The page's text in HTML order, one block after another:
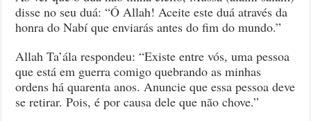
disse no seu duá: “Ó Allah! Aceite este duá através da
honra do Nabí que enviarás antes do fim do mundo.”
Allah Ta’ála respondeu: “Existe entre vós, uma pessoa
que está em guerra comigo quebrando as minhas
ordens há quarenta anos. Anuncie que essa pessoa deve
se retirar. Pois, é por causa dele que não chove.”